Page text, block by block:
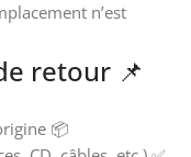
n’est
retour 📌
📦